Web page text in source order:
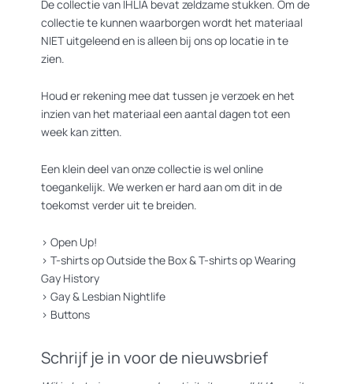
De collectie van IHLIA bevat zeldzame stukken. Om de
collectie te kunnen waarborgen wordt het materiaal
NIET uitgeleend en is alleen bij ons op locatie in te
zien.
Houd er rekening mee dat tussen je verzoek en het
inzien van het materiaal een aantal dagen tot een
week kan zitten.
Een klein deel van onze collectie is wel online
toegankelijk. We werken er hard aan om dit in de
toekomst verder uit te breiden.
> Open Up!
> T-shirts op Outside the Box&T-shirts op Wearing
Gay History
> Gay & Lesbian Nightlife
> Buttons
Schrijf je in voor de nieuwsbrief